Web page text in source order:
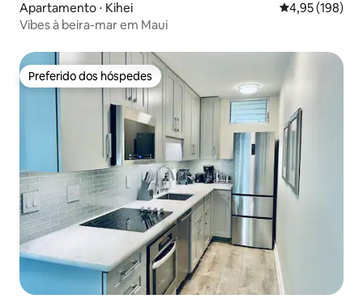
Apartamento ⋅ Kihei 4,95 de uma
4,95 (198)
Vibes à beira-mar em Maui
Preferido dos hóspedes
Preferido dos hóspedes